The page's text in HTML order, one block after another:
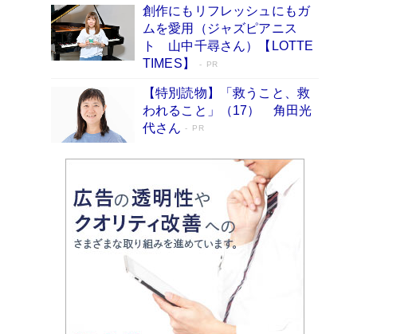
た“人を育てるコツ”…芸への考え方を明か
す
Book Bang
「『火垂るの墓』は、大嘘である」原作者が抱き
続けた“自責の念”とは…「自己憐憫は描きたくな
い」監督が徹底的にこだわったこと（後編） #
戦争の記憶
Book Bang
美輪明宏 晩年の回答を集めた『ほほえんで生き
るための人生相談』がランクイン［エンターテイ
メントベストセラー］
Book Bang
「宇宙兄弟」最終46巻がベストセラー1位 宇宙
開発への関心を押し上げた18年の物語に幕 特装
版には「宇宙で描かれたマンガ」も収録
Book Bang
「不意に涙が出そうに…」高嶋政伸が明かし
た“13歳の娘を暴行する役”への葛藤 インティマ
シーコーディネーターに支えられたNHK『大奥』
Book Bang
創作にもリフレッシュにもガ
ムを愛用（ジャズピアニス
ト 山中千尋さん）【LOTTE
TIMES】
PR
【特別読物】「救うこと、救
われること」（17） 角田光
代さん
PR